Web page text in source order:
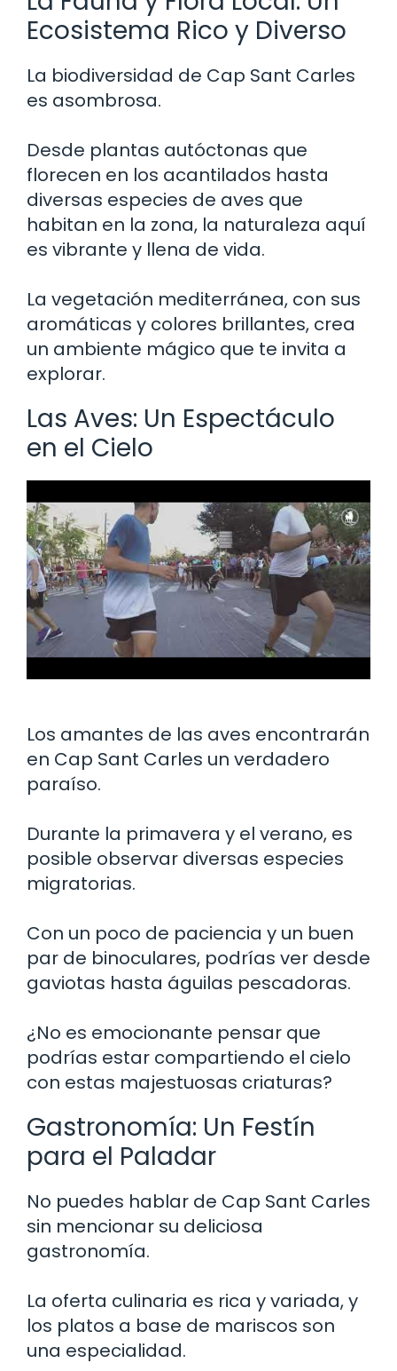
Ecosistema Rico y Diverso
La biodiversidad de Cap Sant Carles
es asombrosa.
Desde plantas autóctonas que
florecen en los acantilados hasta
diversas especies de aves que
habitan en la zona, la naturaleza aquí
es vibrante y llena de vida.
La vegetación mediterránea, con sus
aromáticas y colores brillantes, crea
un ambiente mágico que te invita a
explorar.
Las Aves: Un Espectáculo
en el Cielo
Los amantes de las aves encontrarán
en Cap Sant Carles un verdadero
paraíso.
Durante la primavera y el verano, es
posible observar diversas especies
migratorias.
Con un poco de paciencia y un buen
par de binoculares, podrías ver desde
gaviotas hasta águilas pescadoras.
¿No es emocionante pensar que
podrías estar compartiendo el cielo
con estas majestuosas criaturas?
Gastronomía: Un Festín
para el Paladar
No puedes hablar de Cap Sant Carles
sin mencionar su deliciosa
gastronomía.
La oferta culinaria es rica y variada, y
los platos a base de mariscos son
una especialidad.